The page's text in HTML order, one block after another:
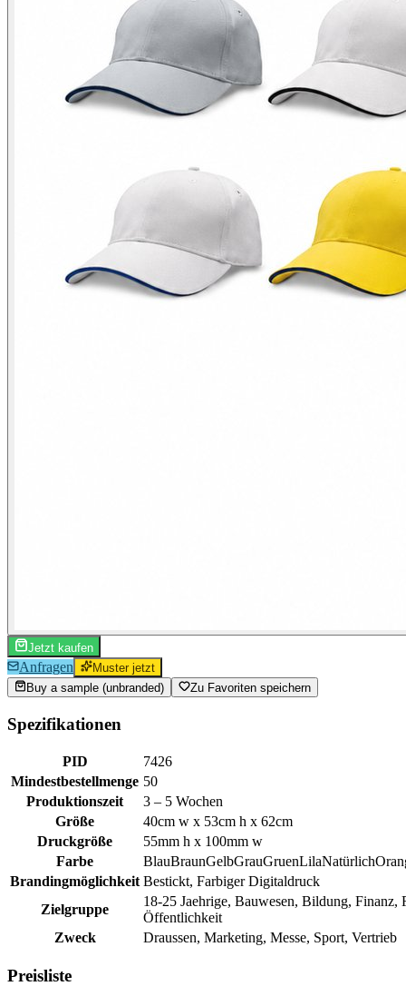
Jetzt kaufen
Anfragen
Muster jetzt
Buy a sample (unbranded)
Zu Favoriten speichern
Spezifikationen
PID
7426
Mindestbestellmenge 50
Produktionszeit
3 – 5 Wochen
Größe
40cm w x 53cm h x 62cm
Druckgröße
55mm h x 100mm w
Farbe
BlauBraunGelbGrauGruenLilaNatürlich
Brandingmöglichkeit Bestickt, Farbiger Digitaldruck
Zielgruppe
18-25 Jaehrige, Bauwesen, Bildung, Finanz,
Öffentlichkeit
Zweck
Draussen, Marketing, Messe, Sport, Vertrieb
Preisliste